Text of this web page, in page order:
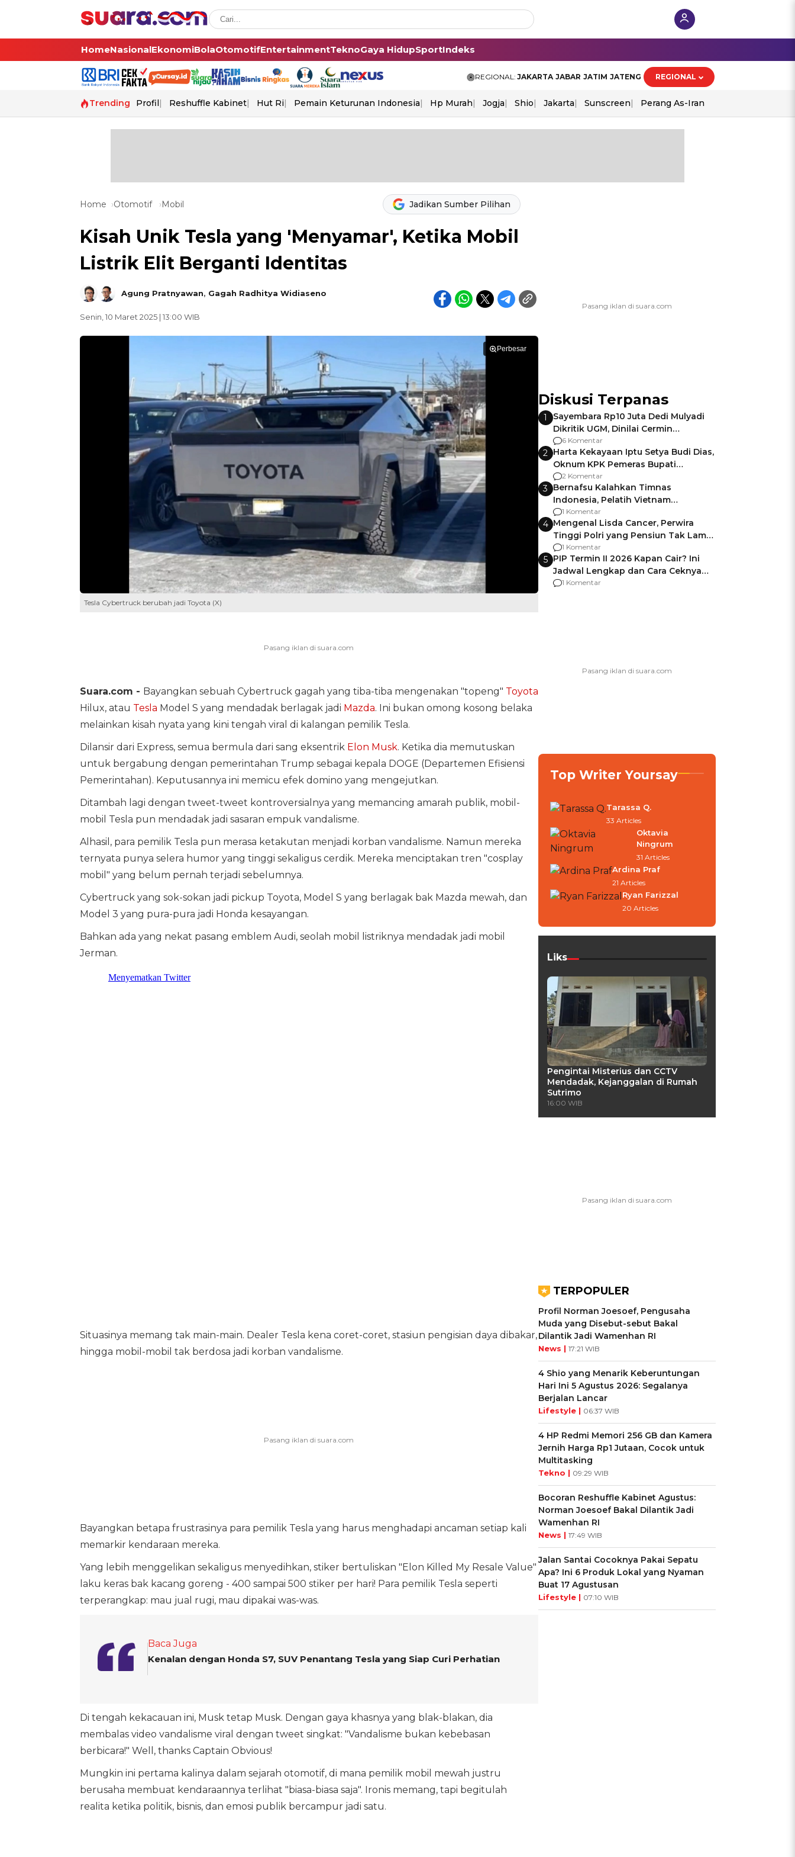
HomeNasionalEkonomiBolaOtomotifEntertainmentTeknoGaya HidupSportIndeks
REGIONAL: JAKARTA JABAR JATIM JATENG REGIONAL
Trending Profil Reshuffle Kabinet Hut Ri Pemain Keturunan Indonesia Hp Murah Jogja Shio Jakarta Sunscreen Perang As-Iran
Home Otomotif Mobil Jadikan Sumber Pilihan
Kisah Unik Tesla yang 'Menyamar', Ketika Mobil
Listrik Elit Berganti Identitas
Agung Pratnyawan, Gagah Radhitya Widiaseno
Senin, 10 Maret 2025 | 13:00 WIB
Perbesar
Tesla Cybertruck berubah jadi Toyota (X)
Suara.com - Bayangkan sebuah Cybertruck gagah yang tiba-tiba mengenakan "topeng" Toyota
Hilux, atau Tesla Model S yang mendadak berlagak jadi Mazda. Ini bukan omong kosong belaka
melainkan kisah nyata yang kini tengah viral di kalangan pemilik Tesla.
Dilansir dari Express, semua bermula dari sang eksentrik Elon Musk. Ketika dia memutuskan
untuk bergabung dengan pemerintahan Trump sebagai kepala DOGE (Departemen Efisiensi
Pemerintahan). Keputusannya ini memicu efek domino yang mengejutkan.
Ditambah lagi dengan tweet-tweet kontroversialnya yang memancing amarah publik, mobil-
mobil Tesla pun mendadak jadi sasaran empuk vandalisme.
Alhasil, para pemilik Tesla pun merasa ketakutan menjadi korban vandalisme. Namun mereka
ternyata punya selera humor yang tinggi sekaligus cerdik. Mereka menciptakan tren "cosplay
mobil" yang belum pernah terjadi sebelumnya.
Cybertruck yang sok-sokan jadi pickup Toyota, Model S yang berlagak bak Mazda mewah, dan
Model 3 yang pura-pura jadi Honda kesayangan.
Bahkan ada yang nekat pasang emblem Audi, seolah mobil listriknya mendadak jadi mobil
Jerman.
Situasinya memang tak main-main. Dealer Tesla kena coret-coret, stasiun pengisian daya dibakar,
hingga mobil-mobil tak berdosa jadi korban vandalisme.
Bayangkan betapa frustrasinya para pemilik Tesla yang harus menghadapi ancaman setiap kali
memarkir kendaraan mereka.
Yang lebih menggelikan sekaligus menyedihkan, stiker bertuliskan "Elon Killed My Resale Value"
laku keras bak kacang goreng - 400 sampai 500 stiker per hari! Para pemilik Tesla seperti
terperangkap: mau jual rugi, mau dipakai was-was.
Baca Juga
Kenalan dengan Honda S7, SUV Penantang Tesla yang Siap Curi Perhatian
Di tengah kekacauan ini, Musk tetap Musk. Dengan gaya khasnya yang blak-blakan, dia
membalas video vandalisme viral dengan tweet singkat: "Vandalisme bukan kebebasan
berbicara!" Well, thanks Captain Obvious!
Mungkin ini pertama kalinya dalam sejarah otomotif, di mana pemilik mobil mewah justru
berusaha membuat kendaraannya terlihat "biasa-biasa saja". Ironis memang, tapi begitulah
realita ketika politik, bisnis, dan emosi publik bercampur jadi satu.
Diskusi Terpanas
1
Sayembara Rp10 Juta Dedi Mulyadi
Dikritik UGM, Dinilai Cermin
Gagalnya Negara Jamin Keamanan
6 Komentar
2 Harta Kekayaan Iptu Setya Budi Dias,
Oknum KPK Pemeras Bupati
Pemalang
2 Komentar
3 Bernafsu Kalahkan Timnas
Indonesia, Pelatih Vietnam
Berencana Pakai Jimat di Pakansari
1 Komentar
4 Mengenal Lisda Cancer, Perwira
Tinggi Polri yang Pensiun Tak Lama
Usai Jadi Brigjen
1 Komentar
5 PIP Termin II 2026 Kapan Cair? Ini
Jadwal Lengkap dan Cara Ceknya
agar Dana Tidak Hangus!
1 Komentar
Top Writer Yoursay
Tarassa Q.
33 Articles
Oktavia
Ningrum
31 Articles
Ardina Praf
21 Articles
Ryan Farizzal
20 Articles
Liks
Pengintai Misterius dan CCTV
Mendadak, Kejanggalan di Rumah
Sutrimo
16:00 WIB
TERPOPULER
Profil Norman Joesoef, Pengusaha
Muda yang Disebut-sebut Bakal
Dilantik Jadi Wamenhan RI
News | 17:21 WIB
4 Shio yang Menarik Keberuntungan
Hari Ini 5 Agustus 2026: Segalanya
Berjalan Lancar
Lifestyle | 06:37 WIB
4 HP Redmi Memori 256 GB dan Kamera
Jernih Harga Rp1 Jutaan, Cocok untuk
Multitasking
Tekno | 09:29 WIB
Bocoran Reshuffle Kabinet Agustus:
Norman Joesoef Bakal Dilantik Jadi
Wamenhan RI
News | 17:49 WIB
Jalan Santai Cocoknya Pakai Sepatu
Apa? Ini 6 Produk Lokal yang Nyaman
Buat 17 Agustusan
Lifestyle | 07:10 WIB